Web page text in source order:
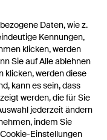
Daten, wie z.
Kennungen,
klicken, werden
Sie auf Alle ablehnen
klicken, werden diese
kann es sein, dass
werden, die für Sie
jederzeit ändern
indem Sie
Einstellungen
Daten, wie z.
Kennungen,
klicken, werden
Sie auf Alle ablehnen
klicken, werden diese
kann es sein, dass
werden, die für Sie
jederzeit ändern
indem Sie
Einstellungen